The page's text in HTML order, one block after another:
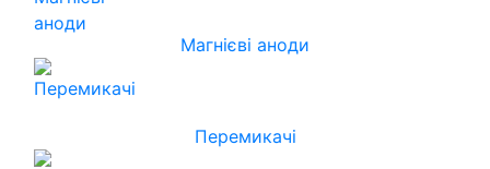
Магнієві аноди
Перемикачі